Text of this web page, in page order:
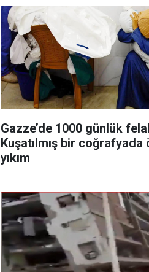
Gazze’de 1000 günlük
Kuşatılmış bir coğrafyada
yıkım